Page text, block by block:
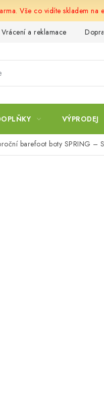
Vše co vidíte skladem na
Vrácení a reklamace
VÝPRODEJ
barefoot boty SPRING –